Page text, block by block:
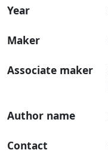
Year
Maker
Associate maker
Author name
Contact